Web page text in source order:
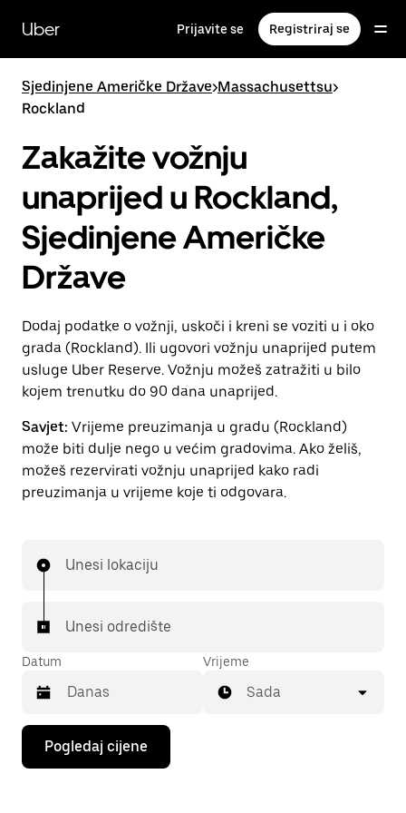
glavni
sadržaj
Uber Prijavite se Registriraj se
Sjedinjene Američke Države>Massachusettsu>
Rockland
Zakažite vožnju
unaprijed u Rockland,
Sjedinjene Američke
Države
Dodaj podatke o vožnji, uskoči i kreni se voziti u i oko
grada (Rockland). Ili ugovori vožnju unaprijed putem
usluge Uber Reserve. Vožnju možeš zatražiti u bilo
kojem trenutku do 90 dana unaprijed.
Savjet: Vrijeme preuzimanja u gradu (Rockland)
može biti dulje nego u većim gradovima. Ako želiš,
možeš rezervirati vožnju unaprijed kako radi
preuzimanja u vrijeme koje ti odgovara.
Unesi lokaciju
Unesi odredište
Datum
Pritisni
tipku
sa
Vrijeme
Sada
Pogledaj cijene